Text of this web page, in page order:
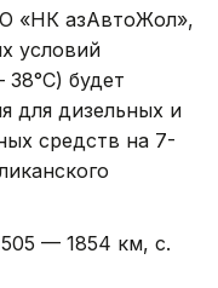
«НК ҚазАвтоЖол»,
условий
будет
для дизельных и
средств на 7-
— 1854 км, с.